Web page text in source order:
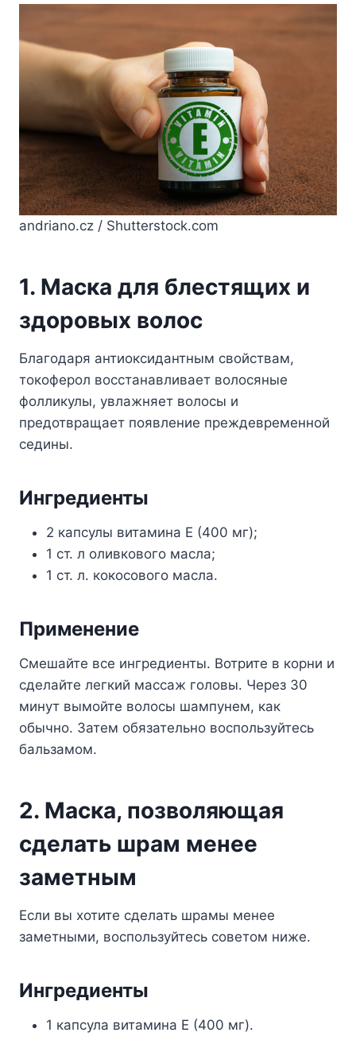
andriano.cz / Shutterstock.com
1. Маска для блестящих и
здоровых волос
Благодаря антиоксидантным свойствам,
токоферол восстанавливает волосяные
фолликулы, увлажняет волосы и
предотвращает появление преждевременной
седины.
Ингредиенты
2 капсулы витамина Е (400 мг);
1 ст. л оливкового масла;
1 ст. л. кокосового масла.
Применение
Смешайте все ингредиенты. Вотрите в корни и
сделайте легкий массаж головы. Через 30
минут вымойте волосы шампунем, как
обычно. Затем обязательно воспользуйтесь
бальзамом.
2. Маска, позволяющая
сделать шрам менее
заметным
Если вы хотите сделать шрамы менее
заметными, воспользуйтесь советом ниже.
Ингредиенты
1 капсула витамина Е (400 мг).